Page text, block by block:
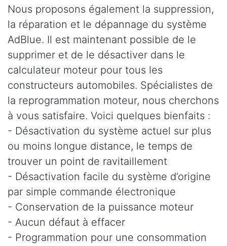
Nous proposons également la suppression,
la réparation et le dépannage du système
AdBlue. Il est maintenant possible de le
supprimer et de le désactiver dans le
calculateur moteur pour tous les
constructeurs automobiles. Spécialistes de
la reprogrammation moteur, nous cherchons
à vous satisfaire. Voici quelques bienfaits :
- Désactivation du système actuel sur plus
ou moins longue distance, le temps de
trouver un point de ravitaillement
- Désactivation facile du système d’origine
par simple commande électronique
- Conservation de la puissance moteur
- Aucun défaut à effacer
- Programmation pour une consommation